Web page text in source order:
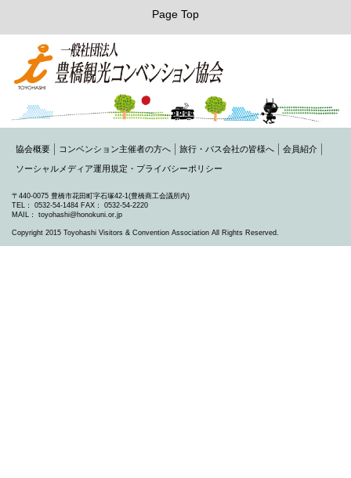
Page Top
協会概要 コンベンション主催者の方へ 旅行・バス会社の皆様へ 会員紹介
ソーシャルメディア運用規定・プライバシーポリシー
〒440-0075 豊橋市花田町字石塚42-1(豊橋商工会議所内)
TEL： 0532-54-1484 FAX： 0532-54-2220
MAIL： toyohashi@honokuni.or.jp
Copyright 2015 Toyohashi Visitors & Convention Association All Rights Reserved.